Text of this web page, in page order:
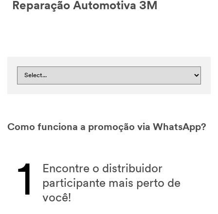
Reparação Automotiva 3M
Como funciona a promoção via WhatsApp?
1
Encontre o distribuidor
participante mais perto de
você!